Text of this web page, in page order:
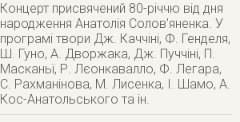
Концерт присвячений 80-річчю від дня
народження Анатолія Солов’яненка. У
програмі твори Дж. Каччіні, Ф. Генделя,
Ш. Гуно, А. Дворжака, Дж. Пуччіні, П.
Масканьї, Р. Лєонкавалло, Ф. Легара,
С. Рахманінова, М. Лисенка, І. Шамо, А.
Кос-Анатольського та ін.